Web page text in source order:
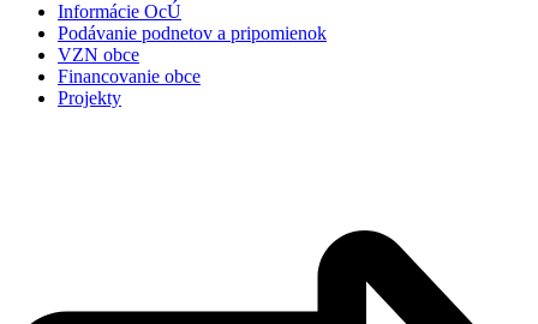
Informácie OcÚ
Podávanie podnetov a pripomienok
VZN obce
Financovanie obce
Projekty